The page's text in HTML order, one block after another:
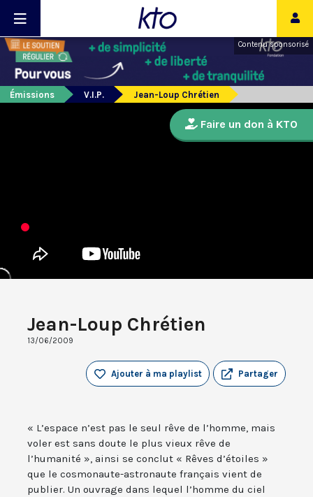
Contenu sponsorisé
Émissions V.I.P. Jean-Loup Chrétien
Jean-Loup Chrétien
13/06/2009
Partager
Ajouter à ma playlist
« L’espace n’est pas le seul rêve de l’homme, mais
voler est sans doute le plus vieux rêve de
l’humanité », ainsi se conclut « Rêves d’étoiles »
que le cosmonaute-astronaute français vient de
publier. Un ouvrage dans lequel l’homme du ciel
Faire un don à KTO